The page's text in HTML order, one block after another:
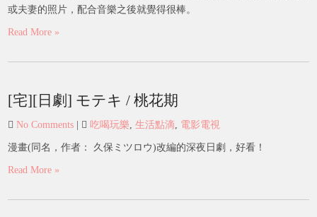
或夫妻的照片，配合音樂之後就覺得很棒。
Read More »
[宅][日劇] モテキ / 桃花期
No Comments 吃喝玩樂,生活點滴, 電影電視
漫畫(同名，作者： 久保ミツロウ)改編的深夜日劇，好看！
Read More »